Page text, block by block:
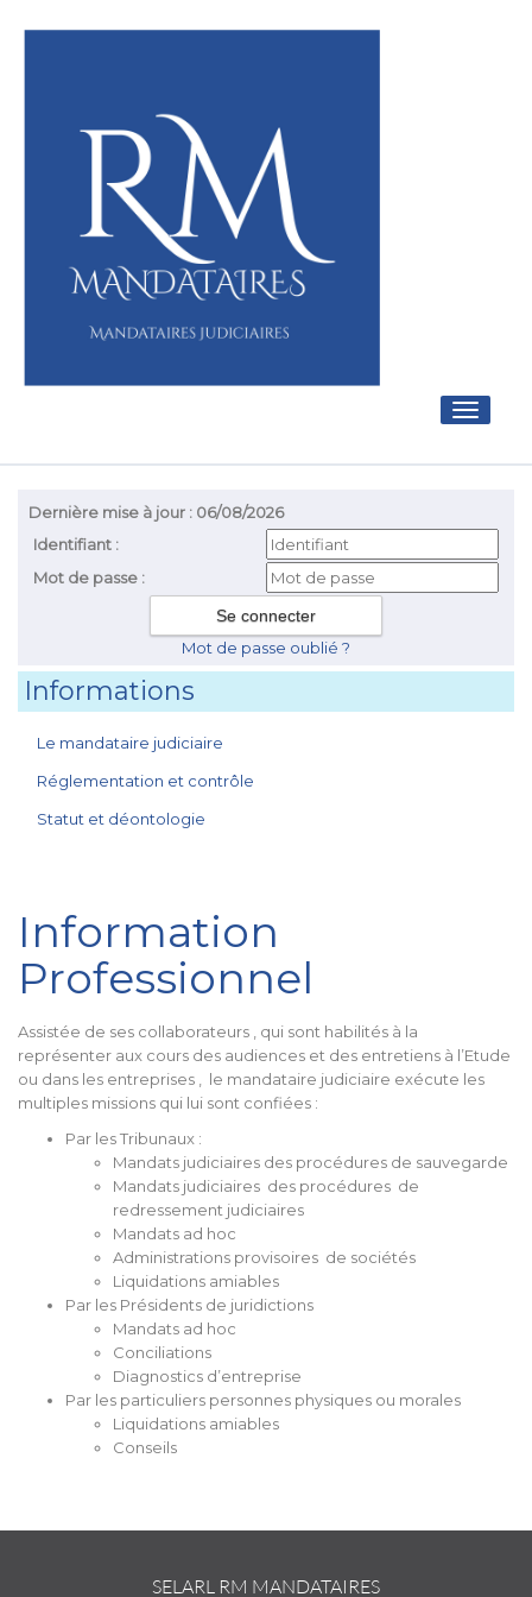
Toggle
Dernière mise à jour : 06/08/2026
Identifiant :
Mot de passe :
Mot de passe oublié ?
Informations
Le mandataire judiciaire
Réglementation et contrôle
Statut et déontologie
Information
Professionnel
Assistée de ses collaborateurs , qui sont habilités à la
représenter aux cours des audiences et des entretiens à l’Etude
ou dans les entreprises , le mandataire judiciaire exécute les
multiples missions qui lui sont confiées :
Par les Tribunaux :
Mandats judiciaires des procédures de sauvegarde
Mandats judiciaires des procédures de
redressement judiciaires
Mandats ad hoc
Administrations provisoires de sociétés
Liquidations amiables
Par les Présidents de juridictions
Mandats ad hoc
Conciliations
Diagnostics d’entreprise
Par les particuliers personnes physiques ou morales
Liquidations amiables
Conseils
SELARL RM MANDATAIRES